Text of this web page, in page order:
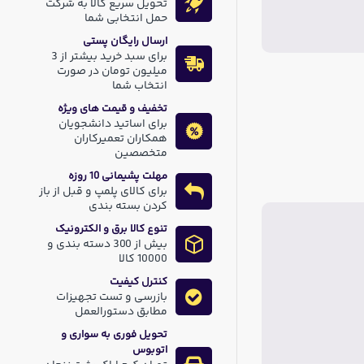
تحویل سریع کالا به شرکت
حمل انتخابی شما
ارسال رایگان پستی
برای سبد خرید بیشتر از 3
میلیون تومان در صورت
انتخاب شما
تخفیف و قیمت های ویژه
برای اساتید دانشجویان
همکاران تعمیرکاران
متخصصین
مهلت پشیمانی 10 روزه
برای کالای پلمپ و قبل از باز
کردن بسته بندی
تنوع کالا برق و الکترونیک
بیش از 300 دسته بندی و
10000 کالا
کنترل کیفیت
بازرسی و تست تجهیزات
مطابق دستورالعمل
تحویل فوری به سواری و
اتوبوس